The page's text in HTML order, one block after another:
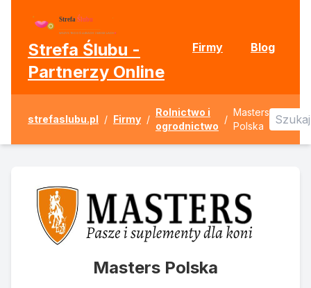
Strefa Ślubu -
Partnerzy Online
Firmy Blog
strefaslubu.pl / Firmy /
Rolnictwo i
ogrodnictwo
/
Masters
Polska
Masters Polska